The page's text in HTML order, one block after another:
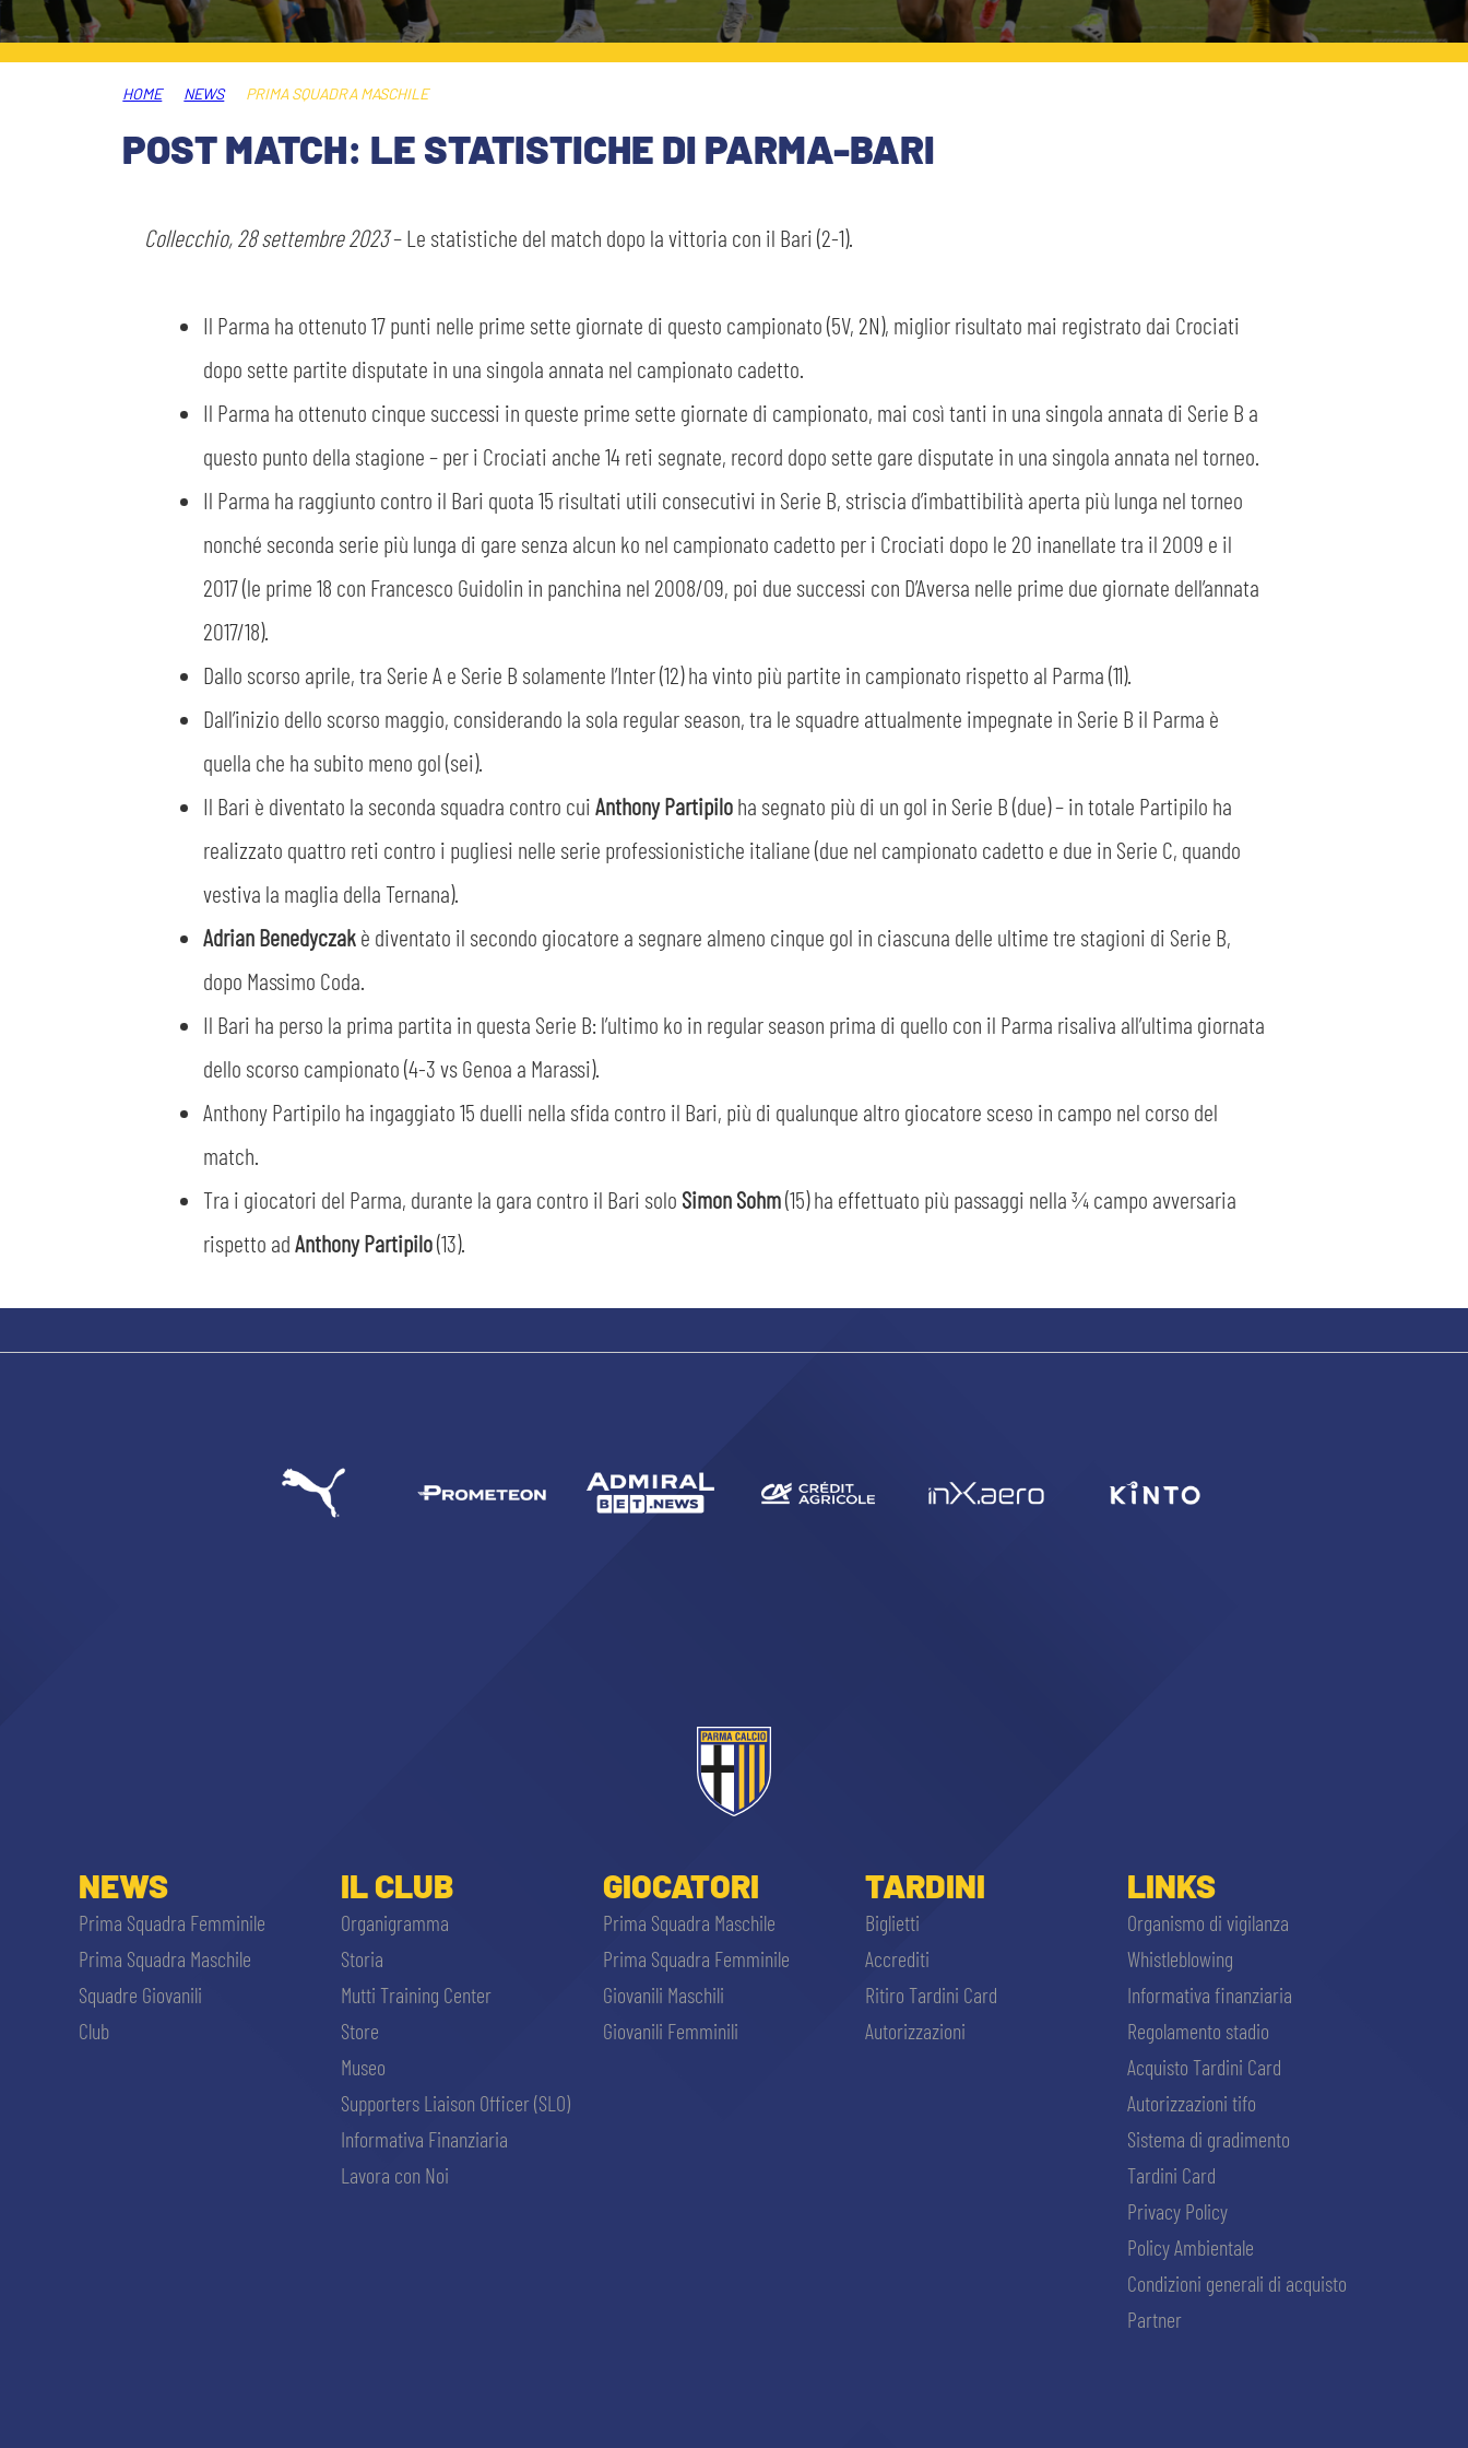
STORE
MUSEO
INFORMATIVA FINANZIARIA
MEDIA
HOME NEWS PRIMA SQUADRA MASCHILE
POST MATCH: LE STATISTICHE DI PARMA-BARI
Collecchio, 28 settembre 2023– Le statistiche del match dopo la vittoria con il Bari (2-1).
Il Parma ha ottenuto 17 punti nelle prime sette giornate di questo campionato (5V, 2N), miglior risultato mai registrato dai Crociati
dopo sette partite disputate in una singola annata nel campionato cadetto.
Il Parma ha ottenuto cinque successi in queste prime sette giornate di campionato, mai così tanti in una singola annata di Serie B a
questo punto della stagione – per i Crociati anche 14 reti segnate, record dopo sette gare disputate in una singola annata nel torneo.
Il Parma ha raggiunto contro il Bari quota 15 risultati utili consecutivi in Serie B, striscia d’imbattibilità aperta più lunga nel torneo
nonché seconda serie più lunga di gare senza alcun ko nel campionato cadetto per i Crociati dopo le 20 inanellate tra il 2009 e il
2017 (le prime 18 con Francesco Guidolin in panchina nel 2008/09, poi due successi con D’Aversa nelle prime due giornate dell’annata
2017/18).
Dallo scorso aprile, tra Serie A e Serie B solamente l’Inter (12) ha vinto più partite in campionato rispetto al Parma (11).
Dall’inizio dello scorso maggio, considerando la sola regular season, tra le squadre attualmente impegnate in Serie B il Parma è
quella che ha subito meno gol (sei).
Il Bari è diventato la seconda squadra contro cuiAnthony Partipiloha segnato più di un gol in Serie B (due) – in totale Partipilo ha
realizzato quattro reti contro i pugliesi nelle serie professionistiche italiane (due nel campionato cadetto e due in Serie C, quando
vestiva la maglia della Ternana).
Adrian Benedyczakè diventato il secondo giocatore a segnare almeno cinque gol in ciascuna delle ultime tre stagioni di Serie B,
dopo Massimo Coda.
Il Bari ha perso la prima partita in questa Serie B: l’ultimo ko in regular season prima di quello con il Parma risaliva all’ultima giornata
dello scorso campionato (4-3 vs Genoa a Marassi).
Anthony Partipilo ha ingaggiato 15 duelli nella sfida contro il Bari, più di qualunque altro giocatore sceso in campo nel corso del
match.
Tra i giocatori del Parma, durante la gara contro il Bari solo Simon Sohm(15) ha effettuato più passaggi nella ¾ campo avversaria
rispetto adAnthony Partipilo(13).
NEWS
Prima Squadra Femminile
Prima Squadra Maschile
Squadre Giovanili
Club
IL CLUB
Organigramma
Storia
Mutti Training Center
Store
Museo
Supporters Liaison Officer (SLO)
Informativa Finanziaria
Lavora con Noi
GIOCATORI
Prima Squadra Maschile
Prima Squadra Femminile
Giovanili Maschili
Giovanili Femminili
TARDINI
Biglietti
Accrediti
Ritiro Tardini Card
Autorizzazioni
LINKS
Organismo di vigilanza
Whistleblowing
Informativa finanziaria
Regolamento stadio
Acquisto Tardini Card
Autorizzazioni tifo
Sistema di gradimento
Tardini Card
Privacy Policy
Policy Ambientale
Condizioni generali di acquisto
Partner